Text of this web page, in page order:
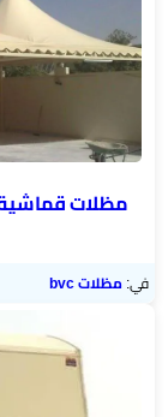
شبوك
خيام
شعر
ومستودعات
في:مظلات bvc